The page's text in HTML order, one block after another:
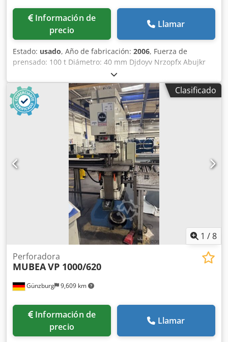
Información de
precio
Llamar
Estado: usado, Año de fabricación: 2006, Fuerza de
prensado: 100 t Diámetro: 40 mm Djdoyv Nrzopfx Abujkr
Saliente: 760 mm Potencia total: 8,5 kW Peso: 3.600 kg
Accesorios: - Mesa de apoyo - Pedal de pie
Clasificado
1 /8
Günzburg 9,609 km
Perforadora
MUBEAVP 1000/620
Información de
precio
Llamar